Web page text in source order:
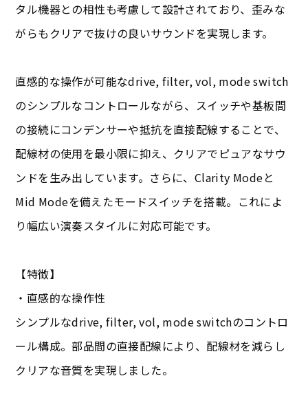
タル機器との相性も考慮して設計されており、歪みな
がらもクリアで抜けの良いサウンドを実現します。
直感的な操作が可能なdrive, filter, vol, mode switch
のシンプルなコントロールながら、スイッチや基板間
の接続にコンデンサーや抵抗を直接配線することで、
配線材の使用を最小限に抑え、クリアでピュアなサウ
ンドを生み出しています。さらに、Clarity Modeと
Mid Modeを備えたモードスイッチを搭載。これによ
り幅広い演奏スタイルに対応可能です。
【特徴】
・直感的な操作性
シンプルなdrive, filter, vol, mode switchのコントロ
ール構成。部品間の直接配線により、配線材を減らし
クリアな音質を実現しました。